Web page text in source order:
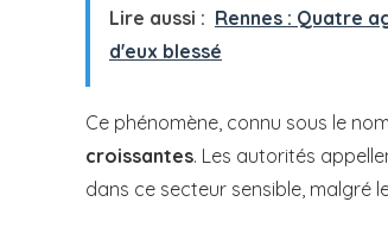
Lire aussi : Rennes : Quatre
d'eux blessé
Ce phénomène, connu sous le
croissantes. Les autorités
dans ce secteur sensible, malgré